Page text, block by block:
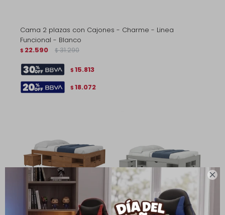

Cama 2 plazas con Cajones - Charme - Linea
Funcional - Blanco
$ 22.590 $ 31.290
$ 15.813
$ 18.072